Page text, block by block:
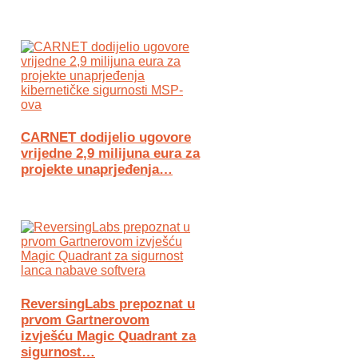
CARNET dodijelio ugovore
vrijedne 2,9 milijuna eura za
projekte unaprjeđenja…
ReversingLabs prepoznat u
prvom Gartnerovom
izvješću Magic Quadrant za
sigurnost…